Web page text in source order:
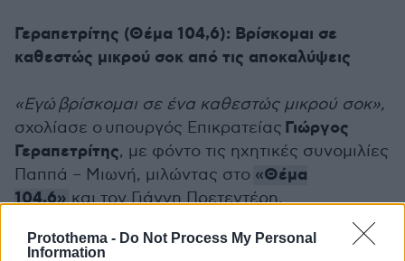
Protothema - Do Not Process My Personal
Information
Γεραπετρίτης (Θέμα 104,6): Βρίσκομαι σε
καθεστώς μικρού σοκ από τις αποκαλύψεις
«Εγώ βρίσκομαι σε ένα καθεστώς μικρού σοκ»,
σχολίασε ουπουργός Επικρατείας Γιώργος
Γεραπετρίτης, με φόντο τις ηχητικές συνομιλίες
Παππά – Μιωνή, μιλώντας στο «Θέμα
104,6»και τον Γιάννη Πρετεντέρη.
«Έχουμε ένα φαινόμενο μιας συγκροτημένης,